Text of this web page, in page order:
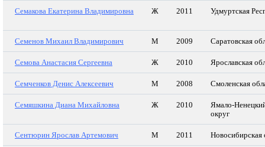
Семакова Екатерина Владимировна Ж 2011 Удмуртская
Семенов Михаил Владимирович М 2009 Саратовская
Семова Анастасия Сергеевна Ж 2010 Ярославская
Семченков Денис Алексеевич М 2008 Смоленская
Семяшкина Диана Михайловна Ж 2010
Ямало-
округ
Сентюрин Ярослав Артемович М 2011 Новосибирская